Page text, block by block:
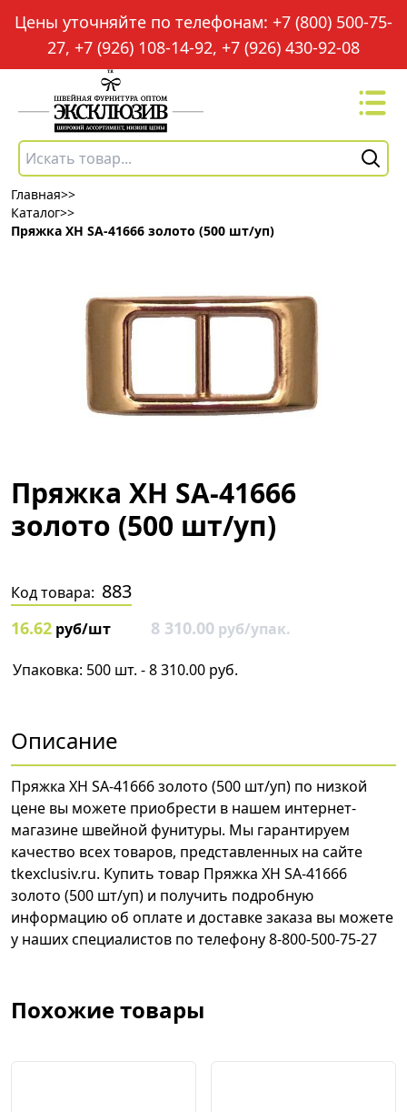
Цены уточняйте по телефонам: +7 (800) 500-75-
27, +7 (926) 108-14-92, +7 (926) 430-92-08
Главная>>
Каталог>>
Пряжка XH SA-41666 золото (500 шт/уп)
Пряжка XH SA-41666
золото (500 шт/уп)
Код товара: 883
16.62 руб/шт 8 310.00 руб/упак.
Упаковка: 500 шт. - 8 310.00 руб.
Описание
Пряжка XH SA-41666 золото (500 шт/уп) по низкой
цене вы можете приобрести в нашем интернет-
магазине швейной фунитуры. Мы гарантируем
качество всех товаров, представленных на сайте
tkexclusiv.ru. Купить товар Пряжка XH SA-41666
золото (500 шт/уп) и получить подробную
информацию об оплате и доставке заказа вы можете
у наших специалистов по телефону 8-800-500-75-27
Похожие товары